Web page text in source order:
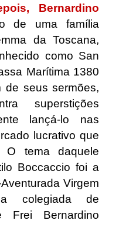
Bernardino
de uma família
da Toscana,
como San
Marítima 1380
de seus sermões,
superstições
lançá-lo nas
lucrativo que
O tema daquele
Boccaccio foi a
Virgem
colegiada de
Frei Bernardino